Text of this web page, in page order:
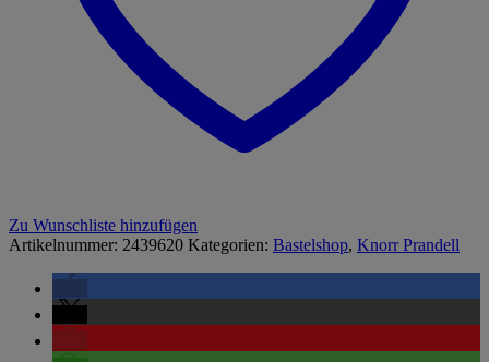
Zu Wunschliste hinzufügen
Artikelnummer: 2439620 Kategorien: Bastelshop, Knorr Prandell